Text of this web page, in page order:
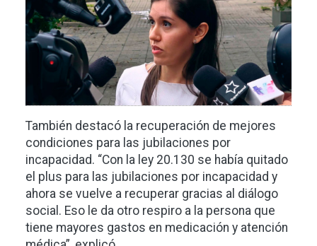
También destacó la recuperación de mejores
condiciones para las jubilaciones por
incapacidad. “Con la ley 20.130 se había quitado
el plus para las jubilaciones por incapacidad y
ahora se vuelve a recuperar gracias al diálogo
social. Eso le da otro respiro a la persona que
tiene mayores gastos en medicación y atención